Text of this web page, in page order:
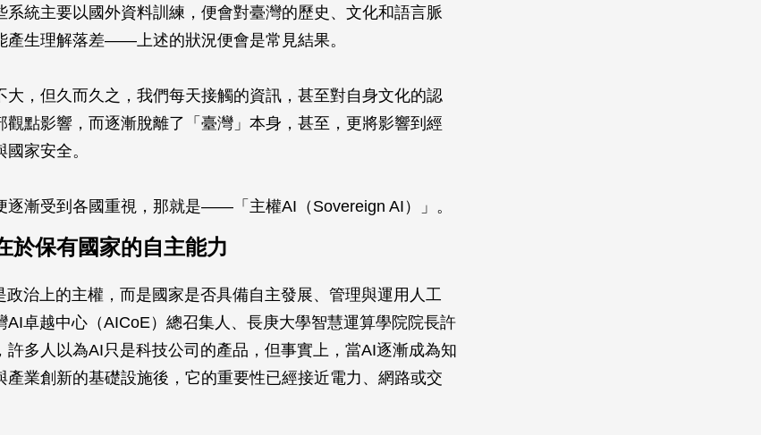
系統主要以國外資料訓練，便會對臺灣的歷史、文化和語言脈
產生理解落差——上述的狀況便會是常見結果。
大，但久而久之，我們每天接觸的資訊，甚至對自身文化的認
觀點影響，而逐漸脫離了「臺灣」本身，甚至，更將影響到經
家安全。
逐漸受到各國重視，那就是——「主權AI（Sovereign AI）」。
於保有國家的自主能力
政治上的主權，而是國家是否具備自主發展、管理與運用人工
AI卓越中心（AICoE）總召集人、長庚大學智慧運算學院院長許
許多人以為AI只是科技公司的產品，但事實上，當AI逐漸成為知
產業創新的基礎設施後，它的重要性已經接近電力、網路或交